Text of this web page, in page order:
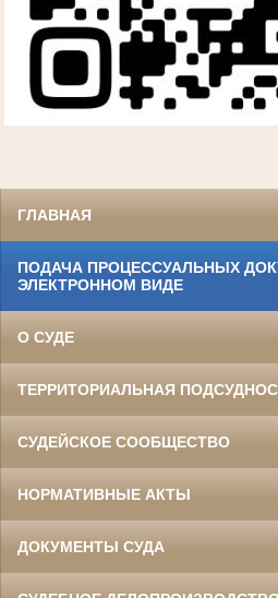
ГЛАВНАЯ
ПОДАЧА ПРОЦЕССУАЛЬНЫХ
ЭЛЕКТРОННОМ ВИДЕ
О СУДЕ
ТЕРРИТОРИАЛЬНАЯ
СУДЕЙСКОЕ СООБЩЕСТВО
НОРМАТИВНЫЕ АКТЫ
ДОКУМЕНТЫ СУДА